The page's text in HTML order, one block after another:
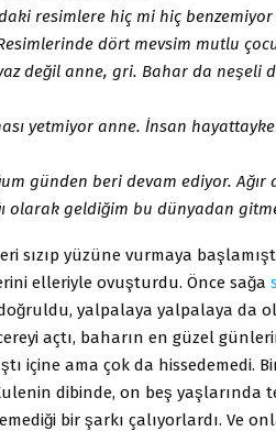
resimlere hiç mi hiç
dört mevsim mutlu
değil anne, gri. Bahar da neşeli
yetmiyor anne. İnsan
günden beri devam ediyor. Ağır
olarak geldiğim bu dünyadan
sızıp yüzüne vurmaya
elleriyle ovuşturdu. Önce sağa
yalpalaya yalpalaya da
açtı, baharın en güzel
içine ama çok da hissedemedi.
dibinde, on beş yaşlarında
bir şarkı çalıyorlardı. Ve